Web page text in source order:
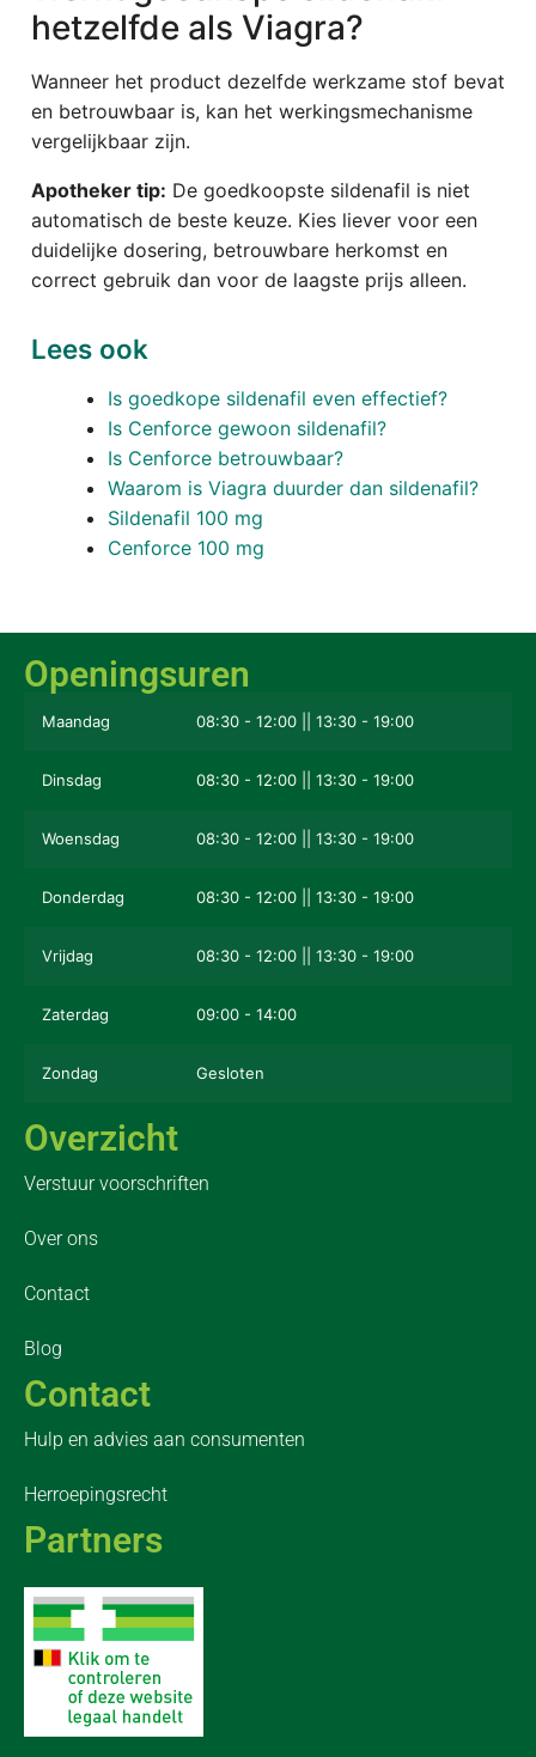
hetzelfde als Viagra?
Wanneer het product dezelfde werkzame stof bevat
en betrouwbaar is, kan het werkingsmechanisme
vergelijkbaar zijn.
Apotheker tip: De goedkoopste sildenafil is niet
automatisch de beste keuze. Kies liever voor een
duidelijke dosering, betrouwbare herkomst en
correct gebruik dan voor de laagste prijs alleen.
Lees ook
Is goedkope sildenafil even effectief?
Is Cenforce gewoon sildenafil?
Is Cenforce betrouwbaar?
Waarom is Viagra duurder dan sildenafil?
Sildenafil 100 mg
Cenforce 100 mg
Openingsuren
Maandag 08:30 - 12:00 || 13:30 - 19:00
Dinsdag 08:30 - 12:00 || 13:30 - 19:00
Woensdag 08:30 - 12:00 || 13:30 - 19:00
Donderdag 08:30 - 12:00 || 13:30 - 19:00
Vrijdag 08:30 - 12:00 || 13:30 - 19:00
Zaterdag 09:00 - 14:00
Zondag Gesloten
Overzicht
Verstuur voorschriften
Over ons
Contact
Blog
Contact
Hulp en advies aan consumenten
Herroepingsrecht
Partners